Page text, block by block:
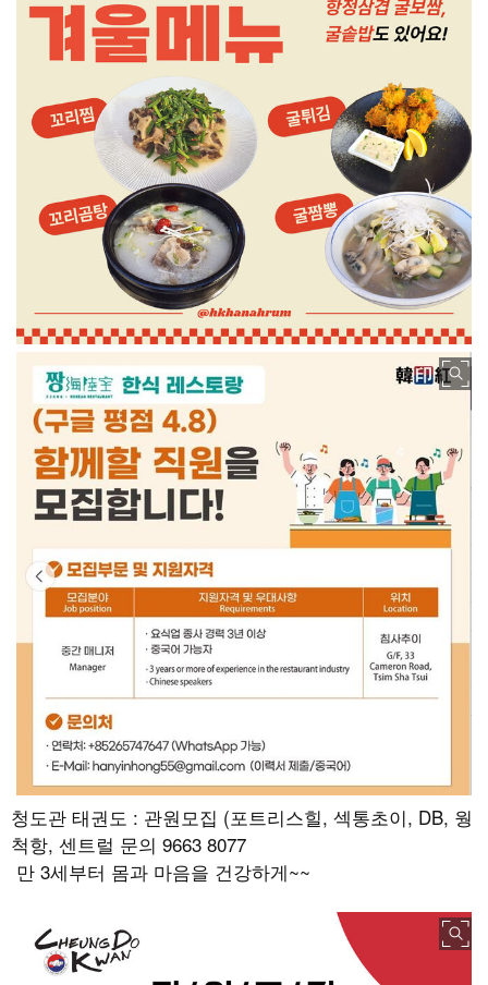
청도관 태권도 : 관원모집 (포트리스힐, 섹통초이, DB, 웡
척항, 센트럴 문의 9663 8077
만 3세부터 몸과 마음을 건강하게~~